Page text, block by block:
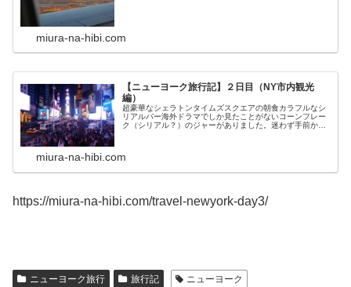
miura-na-hibi.com
【ニューヨーク旅行記】２日目（NY市内観光
編）
超豪華なシェラトンタイムズスクエアの朝食カラフルなシ
リアルバー海外ドラマでしか見たことがないコーンフレー
ク（シリアル？）のジャーがありました。迷わず手前から
miura-na-hibi.com
https://miura-na-hibi.com/travel-newyork-day3/
ニューヨーク旅行 旅行記
ニューヨーク